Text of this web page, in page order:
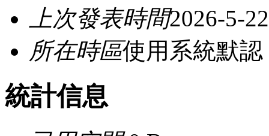
上次發表時間2026-5-
所在時區使用系統默認
統計信息